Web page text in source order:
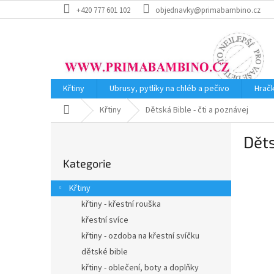
na
+420 777 601 102 objednavky@primabambino.cz
Křtiny Ubrusy, pytlíky na chléb a pečivo
Domů Křtiny Dětská Bible - čti a poznávej
r
a
kategorie
Kategorie
Křtiny
křtiny - křestní rouška
křestní svíce
křtiny - ozdoba na křestní svíčku
dětské bible
křtiny - oblečení, boty a doplňky